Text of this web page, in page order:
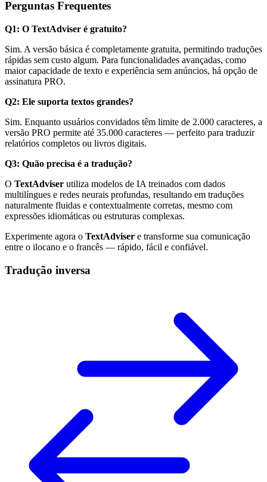
Perguntas Frequentes
Q1: O TextAdviser é gratuito?
Sim. A versão básica é completamente gratuita, permitindo traduções
rápidas sem custo algum. Para funcionalidades avançadas, como
maior capacidade de texto e experiência sem anúncios, há opção de
assinatura PRO.
Q2: Ele suporta textos grandes?
Sim. Enquanto usuários convidados têm limite de 2.000 caracteres, a
versão PRO permite até 35.000 caracteres — perfeito para traduzir
relatórios completos ou livros digitais.
Q3: Quão precisa é a tradução?
O TextAdviser utiliza modelos de IA treinados com dados
multilíngues e redes neurais profundas, resultando em traduções
naturalmente fluidas e contextualmente corretas, mesmo com
expressões idiomáticas ou estruturas complexas.
Experimente agora o TextAdviser e transforme sua comunicação
entre o ilocano e o francês — rápido, fácil e confiável.
Tradução inversa